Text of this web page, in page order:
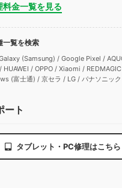
料金一覧を見る
一覧を検索
(Samsung) / Google Pixel /
HUAWEI / OPPO / Xiaomi /
(富士通) / 京セラ / LG / パナソニッ
ート
タブレット・PC修理はこちら